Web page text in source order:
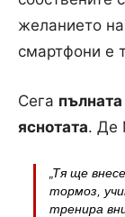
желанието
смартфони е
Сега
яснотата. Де
„Тя ще
тормоз,
тренира